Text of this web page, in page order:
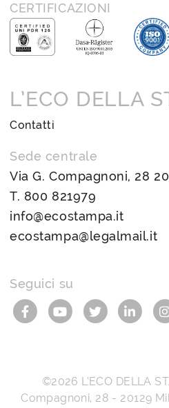
CERTIFICAZIONI
L’ECO DELLA
Contatti
Sede centrale
Via G. Compagnoni, 28
T. 800 821979
info@ecostampa.it
ecostampa@legalmail.it
Seguici su
©2026 L’ECO DELLA
Compagnoni, 28 - 20129